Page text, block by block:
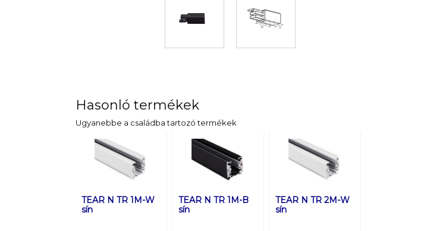
Hasonló termékek
Ugyanebbe a családba tartozó termékek
TEAR N TR 1M-W
sín
TEAR N TR 1M-B
sín
TEAR N TR 2M-W
sín